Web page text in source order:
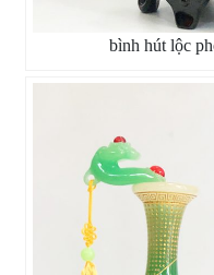
bình hút lộc